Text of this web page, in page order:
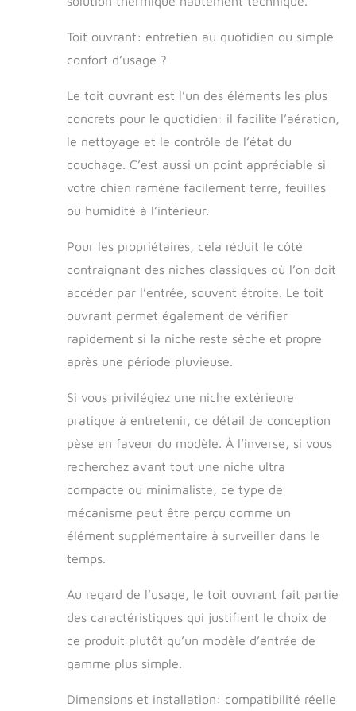
Toit ouvrant: entretien au quotidien ou simple
confort d’usage ?
Le toit ouvrant est l’un des éléments les plus
concrets pour le quotidien: il facilite l’aération,
le nettoyage et le contrôle de l’état du
couchage. C’est aussi un point appréciable si
votre chien ramène facilement terre, feuilles
ou humidité à l’intérieur.
Pour les propriétaires, cela réduit le côté
contraignant des niches classiques où l’on doit
accéder par l’entrée, souvent étroite. Le toit
ouvrant permet également de vérifier
rapidement si la niche reste sèche et propre
après une période pluvieuse.
Si vous privilégiez une niche extérieure
pratique à entretenir, ce détail de conception
pèse en faveur du modèle. À l’inverse, si vous
recherchez avant tout une niche ultra
compacte ou minimaliste, ce type de
mécanisme peut être perçu comme un
élément supplémentaire à surveiller dans le
temps.
Au regard de l’usage, le toit ouvrant fait partie
des caractéristiques qui justifient le choix de
ce produit plutôt qu’un modèle d’entrée de
gamme plus simple.
Dimensions et installation: compatibilité réelle